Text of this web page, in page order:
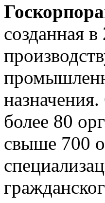
созданная в
более 80
свыше 700